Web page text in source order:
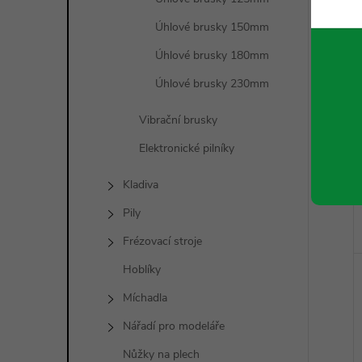
Úhlové brusky 150mm
Úhlové brusky 180mm
Úhlové brusky 230mm
Vibrační brusky
Elektronické pilníky
Kladiva
Pily
Frézovací stroje
Hoblíky
Míchadla
Nářadí pro modeláře
Nůžky na plech